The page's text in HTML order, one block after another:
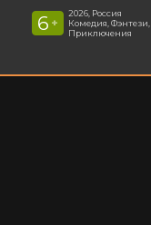
6 +
2026, Россия
Комедия, Фэнтези,
Приключения